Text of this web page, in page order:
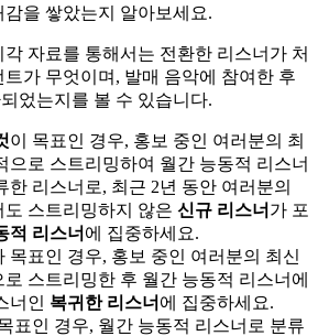
을 쌓았는지 알아보세요.
자료를 통해서는 전환한 리스너가 처
가 무엇이며, 발매 음악에 참여한 후
었는지를 볼 수 있습니다.
이 목표인 경우, 홍보 중인 여러분의 최
으로 스트리밍하여 월간 능동적 리스너
한 리스너로, 최근 2년 동안 여러분의
스트리밍하지 않은 신규 리스너 가 포
적 리스너 에 집중하세요.
목표인 경우, 홍보 중인 여러분의 최신
스트리밍한 후 월간 능동적 리스너에
너인 복귀한 리스너 에 집중하세요.
표인 경우, 월간 능동적 리스너로 분류